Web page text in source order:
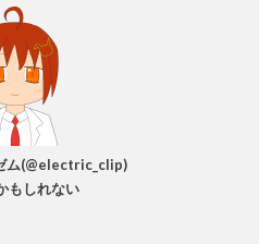
ム(@electric_clip)
もしれない